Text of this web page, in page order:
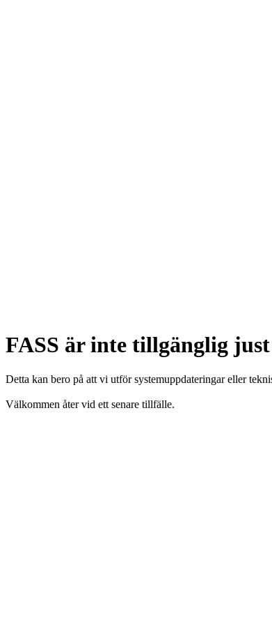
FASS är inte tillgänglig
Detta kan bero på att vi utför systemuppdateringar eller
Välkommen åter vid ett senare tillfälle.